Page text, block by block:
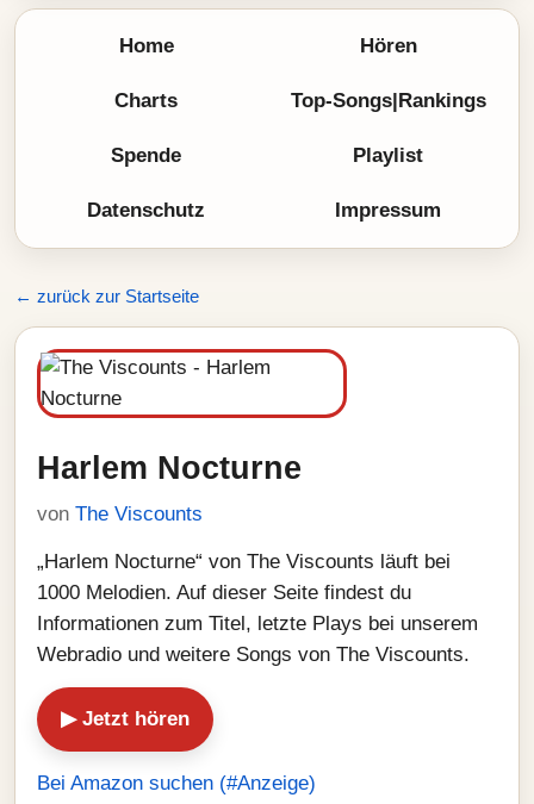
Home Hören
Charts Top-Songs|Rankings
Spende Playlist
Datenschutz Impressum
← zurück zur Startseite
Harlem Nocturne
von The Viscounts
„Harlem Nocturne“ von The Viscounts läuft bei
1000 Melodien. Auf dieser Seite findest du
Informationen zum Titel, letzte Plays bei unserem
Webradio und weitere Songs von The Viscounts.
▶ Jetzt hören
Bei Amazon suchen (#Anzeige)